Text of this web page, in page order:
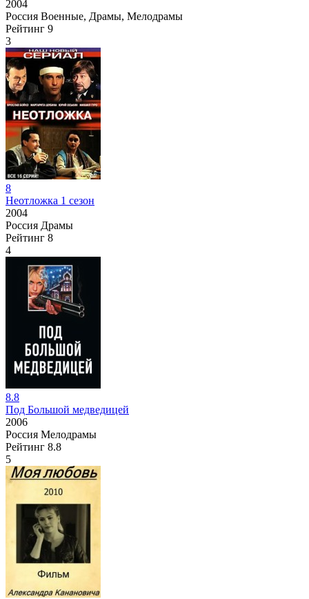
2004
Россия Военные, Драмы, Мелодрамы
Рейтинг 9
3
8
Неотложка 1 сезон
2004
Россия Драмы
Рейтинг 8
4
8.8
Под Большой медведицей
2006
Россия Мелодрамы
Рейтинг 8.8
5